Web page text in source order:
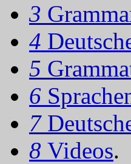
3
4
5
6
7
8 Videos.